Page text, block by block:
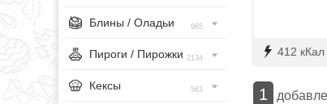
Блины / Оладьи 965
Пироги / Пирожки 2134
Кексы 563
412 кКал
1